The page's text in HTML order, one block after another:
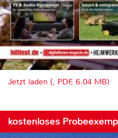
Jetzt laden (, PDF, 6.04 MB)
kostenloses